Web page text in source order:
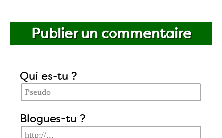
Publier un commentaire
Qui es-tu ?
Blogues-tu ?